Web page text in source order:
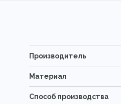
Производитель
Материал
Способ производства